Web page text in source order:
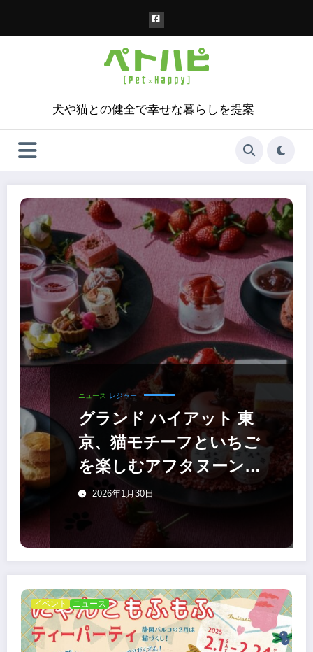
犬や猫との健全で幸せな暮らしを提案
ニュース レジャー
グランド ハイアット 東
京、猫モチーフといちご
を楽しむアフタヌーンテ
ィー 2/1～
2026年1月30日
イベント ニュース